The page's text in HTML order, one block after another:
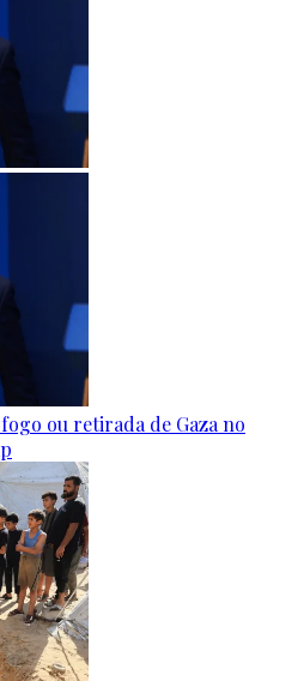
ou retirada de Gaza no